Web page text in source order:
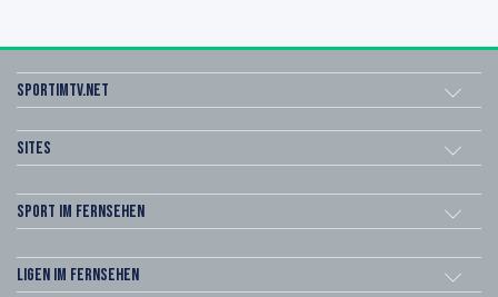
sportimtv.net
Sites
Sport im Fernsehen
Ligen im Fernsehen